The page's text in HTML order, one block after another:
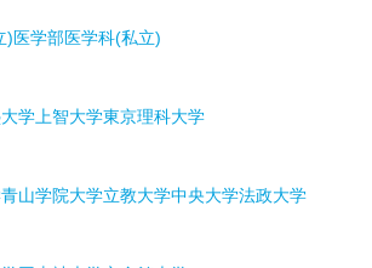
)医学部医学科(私立)
学 上智大学東京理科大学
青山学院大学立教大学中央大学法政大学